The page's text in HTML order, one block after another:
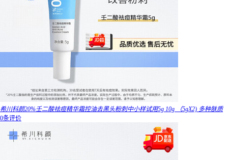
希川科颜20%壬二酸祛痘精华霜控油去黑头粉刺中小样试用5g 10g （5gX2) 多种肤质
0条评价